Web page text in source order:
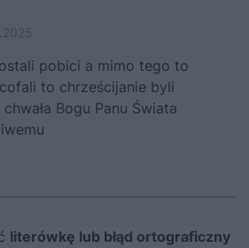
pobici a mimo tego to
to chrześcijanie byli
Bogu Panu Świata
literówkę lub błąd ortograficzny